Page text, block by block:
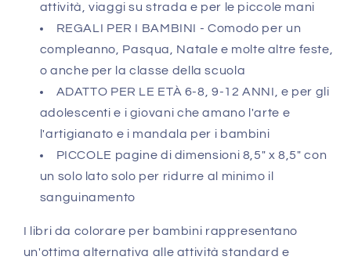
attività, viaggi su strada e per le piccole mani
REGALI PER I BAMBINI - Comodo per un
compleanno, Pasqua, Natale e molte altre feste,
o anche per la classe della scuola
ADATTO PER LE ETÀ 6-8, 9-12 ANNI, e per gli
adolescenti e i giovani che amano l'arte e
l'artigianato e i mandala per i bambini
PICCOLE pagine di dimensioni 8,5" x 8,5" con
un solo lato solo per ridurre al minimo il
sanguinamento
I libri da colorare per bambini rappresentano
un'ottima alternativa alle attività standard e